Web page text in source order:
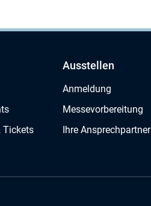
Tickets
Ausstellen
Anmeldung
Messevorbereitung
Ihre Ansprechpartner